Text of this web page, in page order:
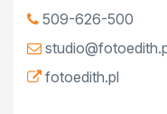
509-626-500
fotoedith.pl